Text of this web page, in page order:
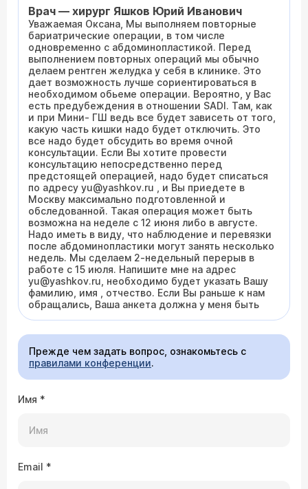
Врач — хирург Яшков Юрий Иванович
Уважаемая Оксана, Мы выполняем повторные
бариатрические операции, в том числе
одновременно с абдоминопластикой. Перед
выполнением повторных операций мы обычно
делаем рентген желудка у себя в клинике. Это
дает возможность лучше сориентироваться в
необходимом обьеме операции. Вероятно, у Вас
есть предубеждения в отношении SADI. Там, как
и при Мини- ГШ ведь все будет зависеть от того,
какую часть кишки надо будет отключить. Это
все надо будет обсудить во время очной
консультации. Если Вы хотите провести
консультацию непосредственно перед
предстоящей операцией, надо будет списаться
по адресу yu@yashkov.ru , и Вы приедете в
Москву максимально подготовленной и
обследованной. Такая операция может быть
возможна на неделе с 12 июня либо в августе.
Надо иметь в виду, что наблюдение и перевязки
после абдоминопластики могут занять несколько
недель. Мы сделаем 2-недельный перерыв в
работе с 15 июля. Напишите мне на адрес
yu@yashkov.ru, необходимо будет указать Вашу
фамилию, имя , отчество. Если Вы раньше к нам
обращались, Ваша анкета должна у меня быть
Прежде чем задать вопрос, ознакомьтесь с
правилами конференции.
Имя *
Email *